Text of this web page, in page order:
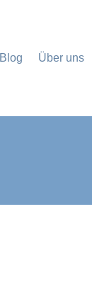
Blog Über uns